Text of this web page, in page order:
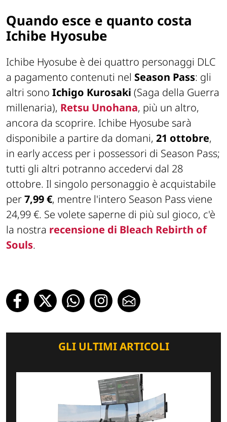
Quando esce e quanto costa
Ichibe Hyosube
Ichibe Hyosube è dei quattro personaggi DLC
a pagamento contenuti nel Season Pass: gli
altri sono Ichigo Kurosaki (Saga della Guerra
millenaria), Retsu Unohana, più un altro,
ancora da scoprire. Ichibe Hyosube sarà
disponibile a partire da domani, 21 ottobre,
in early access per i possessori di Season Pass;
tutti gli altri potranno accedervi dal 28
ottobre. Il singolo personaggio è acquistabile
per7,99 €, mentre l'intero Season Pass viene
24,99 €. Se volete saperne di più sul gioco, c'è
la nostra recensione di Bleach Rebirth of
Souls.
GLI ULTIMI ARTICOLI